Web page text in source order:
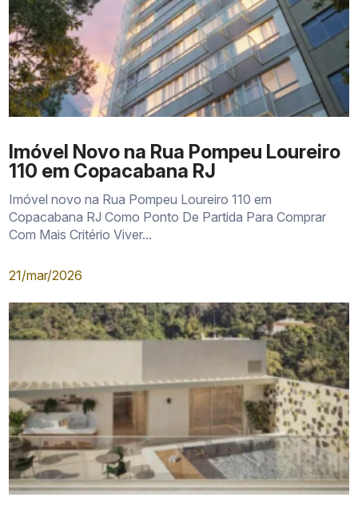
Imóvel Novo na Rua Pompeu Loureiro
110 em Copacabana RJ
Imóvel novo na Rua Pompeu Loureiro 110 em
Copacabana RJ Como Ponto De Partida Para Comprar
Com Mais Critério Viver...
21/mar/2026